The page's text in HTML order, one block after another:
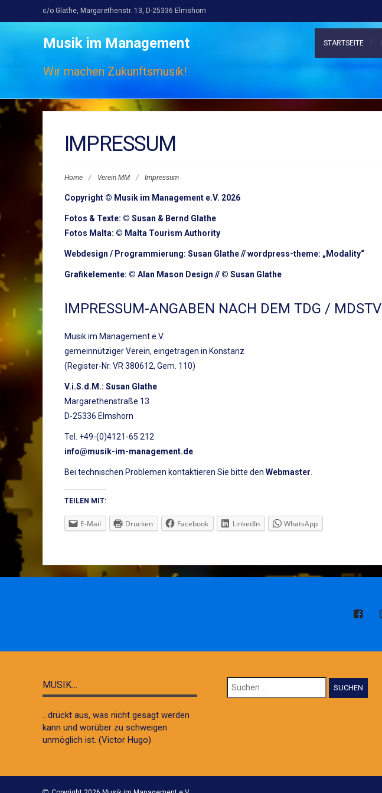
c/o Glathe, Margarethenstr. 13, D-25336 Elmshorn
Musik im Management
Wir machen Zukunftsmusik!
STARTSEITE
IMPRESSUM
Home / Verein MM / Impressum
Copyright © Musik im Management e.V. 2026
Fotos & Texte: © Susan & Bernd Glathe
Fotos Malta: © Malta Tourism Authority
Webdesign / Programmierung: Susan Glathe // wordpress-theme: „Modality“
Grafikelemente: © Alan Mason Design // © Susan Glathe
IMPRESSUM-ANGABEN NACH DEM TDG / MDSTV
Musik im Management e.V.
gemeinnütziger Verein, eingetragen in Konstanz
(Register-Nr. VR 380612, Gem. 110)
V.i.S.d.M.: Susan Glathe
Margarethenstraße 13
D-25336 Elmshorn
Tel. +49-(0)4121-65 212
info@musik-im-management.de
Bei technischen Problemen kontaktieren Sie bitte den Webmaster.
TEILEN MIT:
E-Mail Drucken Facebook LinkedIn WhatsApp
MUSIK…
...drückt aus, was nicht gesagt werden
kann und worüber zu schweigen
unmöglich ist. (Victor Hugo)
Suchen
nach: